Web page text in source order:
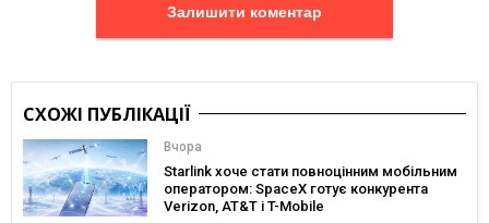
Залишити коментар
СХОЖІ ПУБЛІКАЦІЇ
Вчора
Starlink хоче стати повноцінним мобільним
оператором: SpaceX готує конкурента
Verizon, AT&T і T-Mobile